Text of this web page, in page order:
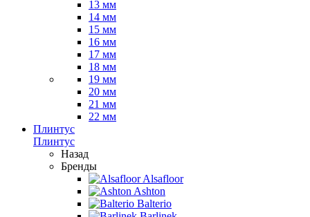
13 мм
14 мм
15 мм
16 мм
17 мм
18 мм
19 мм
20 мм
21 мм
22 мм
Плинтус
Плинтус
Назад
Бренды
Alsafloor
Ashton
Balterio